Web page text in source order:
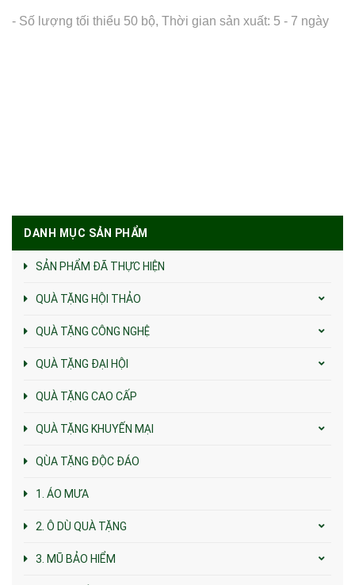
- Số lượng tối thiểu 50 bộ, Thời gian sản xuất: 5 - 7 ngày
DANH MỤC SẢN PHẨM
SẢN PHẨM ĐÃ THỰC HIỆN
QUÀ TẶNG HỘI THẢO
QUÀ TẶNG CÔNG NGHỆ
QUÀ TẶNG ĐẠI HỘI
QUÀ TẶNG CAO CẤP
QUÀ TẶNG KHUYẾN MẠI
QÙA TẶNG ĐỘC ĐÁO
1. ÁO MƯA
2. Ô DÙ QUÀ TẶNG
3. MŨ BẢO HIỂM